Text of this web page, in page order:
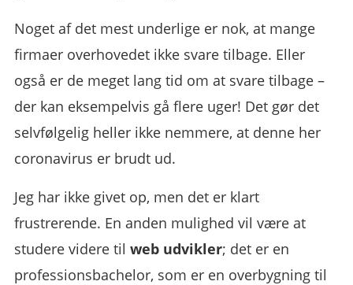
Noget af det mest underlige er nok, at mange
firmaer overhovedet ikke svare tilbage. Eller
også er de meget lang tid om at svare tilbage –
der kan eksempelvis gå flere uger! Det gør det
selvfølgelig heller ikke nemmere, at denne her
coronavirus er brudt ud.
Jeg har ikke givet op, men det er klart
frustrerende. En anden mulighed vil være at
studere videre tilweb udvikler; det er en
professionsbachelor, som er en overbygning til